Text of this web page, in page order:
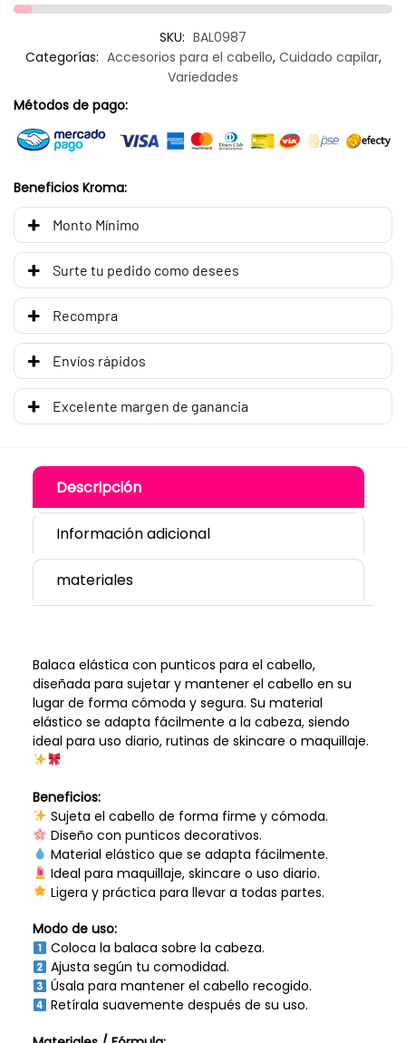
SKU: BAL0987
Categorías: Accesorios para el cabello, Cuidado capilar,
Variedades
Métodos de pago:
Beneficios Kroma:
Monto Mínimo
Surte tu pedido como desees
Recompra
Envíos rápidos
Excelente margen de ganancia
Descripción
Información adicional
materiales
Balaca elástica con punticos para el cabello,
diseñada para sujetar y mantener el cabello en su
lugar de forma cómoda y segura. Su material
elástico se adapta fácilmente a la cabeza, siendo
ideal para uso diario, rutinas de skincare o maquillaje.
Beneficios:
Sujeta el cabello de forma firme y cómoda.
Diseño con punticos decorativos.
Material elástico que se adapta fácilmente.
Ideal para maquillaje, skincare o uso diario.
Ligera y práctica para llevar a todas partes.
Modo de uso:
Coloca la balaca sobre la cabeza.
Ajusta según tu comodidad.
Úsala para mantener el cabello recogido.
Retírala suavemente después de su uso.